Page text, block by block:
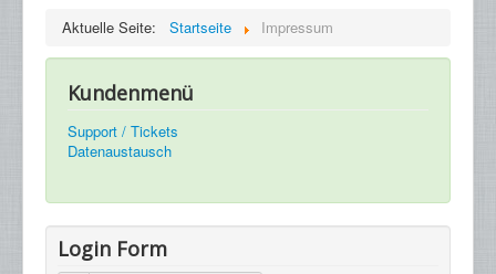
Aktuelle Seite:
Startseite Impressum
Kundenmenü
Support / Tickets
Datenaustausch
Login Form